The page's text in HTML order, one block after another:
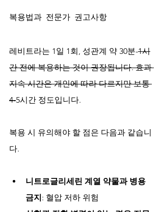
복용법과 전문가 권고사항
레비트라는 1일 1회, 성관계 약 30분-1시
간 전에 복용하는 것이 권장됩니다. 효과
지속 시간은 개인에 따라 다르지만 보통
4-5시간 정도입니다.
복용 시 유의해야 할 점은 다음과 같습니
다.
니트로글리세린 계열 약물과 병용
금지: 혈압 저하 위험